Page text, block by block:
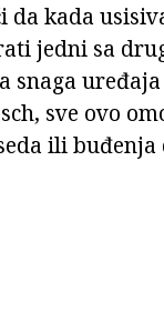
da kada
jedni sa
snaga
sve ovo
ili buđenja